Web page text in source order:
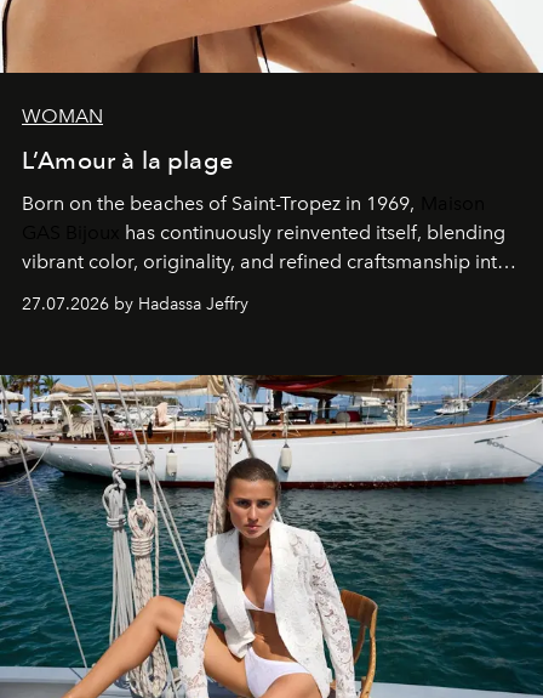
WOMAN
L’Amour à la plage
Born on the beaches of Saint-Tropez in 1969,
has continuously reinvented itself, blending
vibrant color, originality, and refined craftsmanship into
every creation.
27.07.2026 by Hadassa Jeffry